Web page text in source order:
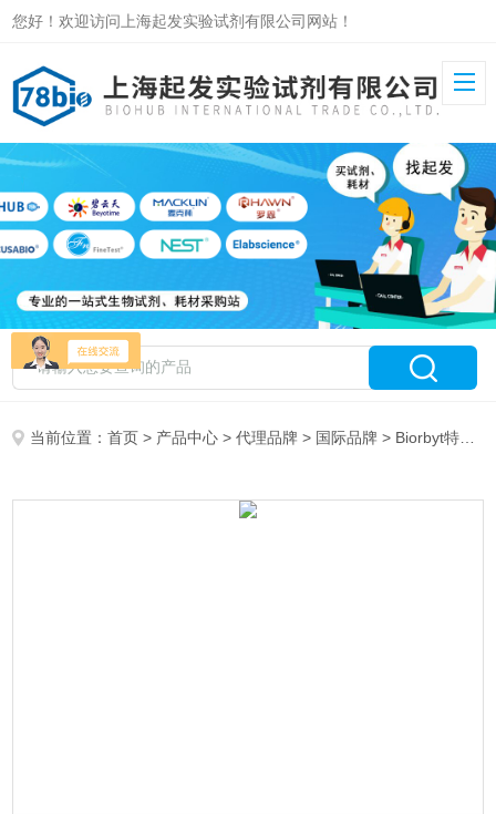
您好！欢迎访问上海起发实验试剂有限公司网站！
当前位置：首页 > 产品中心 >代理品牌 > 国际品牌 > Biorbyt特约总代理